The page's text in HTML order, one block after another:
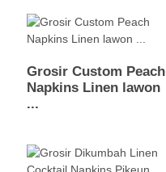
Grosir Custom Peach
Napkins Linen lawon
...